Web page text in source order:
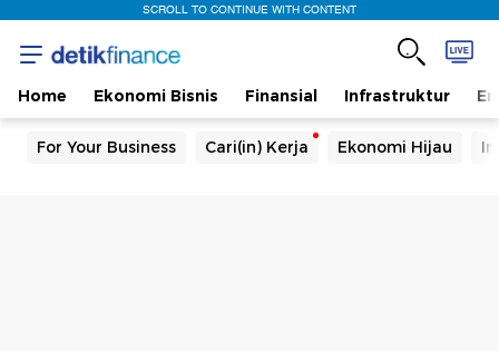
SCROLL TO CONTINUE WITH CONTENT
Home Ekonomi Bisnis Finansial Infrastruktur
For Your Business Cari(in) Kerja Ekonomi Hijau